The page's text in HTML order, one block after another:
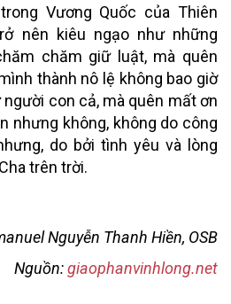
Vương Quốc của Thiên
nên kiêu ngạo như những
chăm giữ luật, mà quên
thành nô lệ không bao giờ
con cả, mà quên mất ơn
nhưng không, không do công
do bởi tình yêu và lòng
trên trời.
Nguyễn Thanh Hiền, OSB
Nguồn:giaophanvinhlong.net